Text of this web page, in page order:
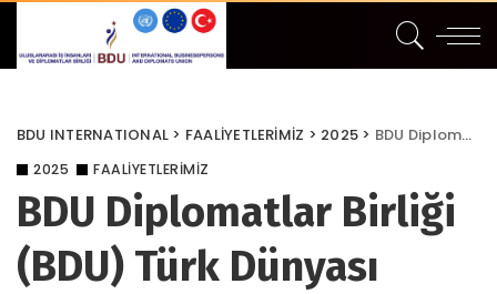
BDU INTERNATIONAL > FAALİYETLERİMİZ > 2025 > BDU Diplomatlar Birliği (BDU) Türk Dünyası Buluşması’nı Paydaşları ile Birlikte Gerçekleştirdi
2025 FAALİYETLERİMİZ
BDU Diplomatlar Birliği
(BDU) Türk Dünyası